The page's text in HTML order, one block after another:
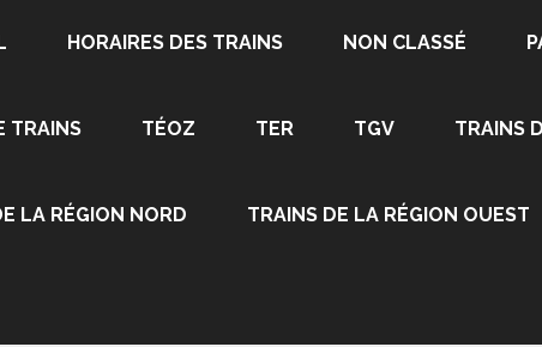
HORAIRES DES TRAINS NON CLASSÉ
TRAINS TÉOZ TER TGV TRAINS
LA RÉGION NORD TRAINS DE LA RÉGION OUEST